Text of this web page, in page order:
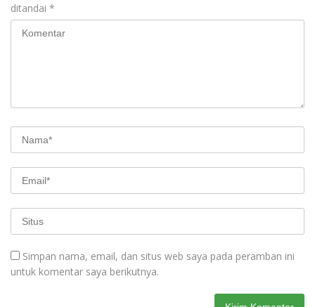
ditandai *
Simpan nama, email, dan situs web saya pada peramban ini
untuk komentar saya berikutnya.